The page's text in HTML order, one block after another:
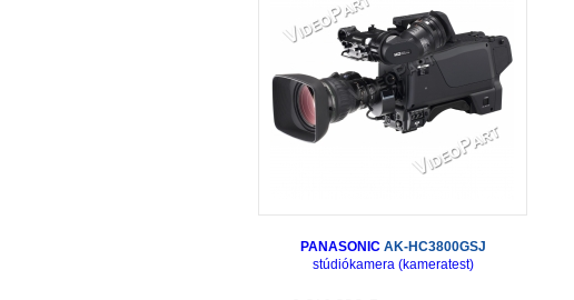
PANASONIC AK-HC3800GSJ
stúdiókamera (kameratest)